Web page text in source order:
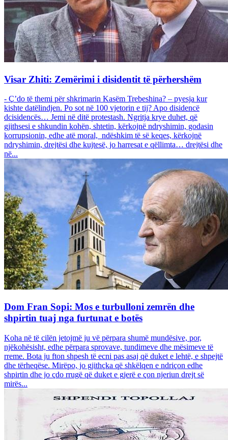
Visar Zhiti: Zemërimi i disidentit të përhershëm
- Ç’do të themi për shkrimarin Kasëm Trebeshina? – pyesja kur
kishte datëlindjen. Po sot në 100 vjetorin e tij? Apo disidencë
dcisidencës… Jemi në ditë protestash. Ngritja krye duhet, që
gjithsesi e shkundin kohën, shtetin, kërkojnë ndryshimin, godasin
korrupsionin, edhe atë moral, ndëshkim të së keqes, kërkojnë
ndryshimin, drejtësi dhe kujtesë, jo harresat e qëllimta… drejtësi dhe
në...
Dom Fran Sopi: Mos e turbulloni zemrën dhe
shpirtin tuaj nga furtunat e botës
Koha në të cilën jetojmë ju vë përpara shumë mundësive, por,
njëkohësisht, edhe përpara sprovave, tundimeve dhe mësimeve të
rreme. Bota ju fton shpesh të ecni pas asaj që duket e lehtë, e shpejtë
dhe tërheqëse. Mirëpo, jo gjithçka që shkëlqen e ndriçon edhe
shpirtin dhe jo çdo rrugë që duket e gjerë e çon njeriun drejt së
mirës...